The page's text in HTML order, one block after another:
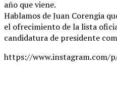
año que viene.
Hablamos de Juan Corengia
el ofrecimiento de la lista
candidatura de presidente
https://www.instagram.com/